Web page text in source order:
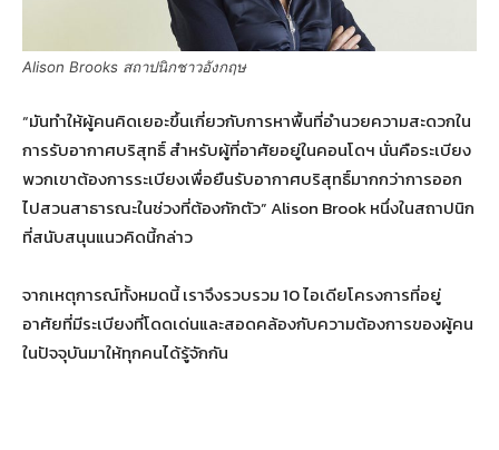
Alison Brooks สถาปนิกชาวอังกฤษ
“มันทำให้ผู้คนคิดเยอะขึ้นเกี่ยวกับการหาพื้นที่อำนวยความสะดวกใน
การรับอากาศบริสุทธิ์ สำหรับผู้ที่อาศัยอยู่ในคอนโดฯ นั่นคือระเบียง
พวกเขาต้องการระเบียงเพื่อยืนรับอากาศบริสุทธิ์มากกว่าการออก
ไปสวนสาธารณะในช่วงที่ต้องกักตัว” Alison Brook หนึ่งในสถาปนิก
ที่สนับสนุนแนวคิดนี้กล่าว
จากเหตุการณ์ทั้งหมดนี้ เราจึงรวบรวม 10 ไอเดียโครงการที่อยู่
อาศัยที่มีระเบียงที่โดดเด่นและสอดคล้องกับความต้องการของผู้คน
ในปัจจุบันมาให้ทุกคนได้รู้จักกัน